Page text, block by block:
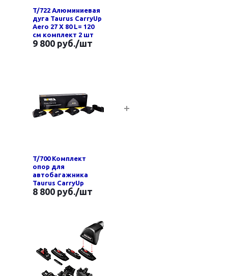
T/722 Алюминиевая
дуга Taurus CarryUp
Aero 27 Х 80 L= 120
см комплект 2 шт
9 800 руб./шт
T/700 Комплект
опор для
автобагажника
Taurus CarryUp
8 800 руб./шт